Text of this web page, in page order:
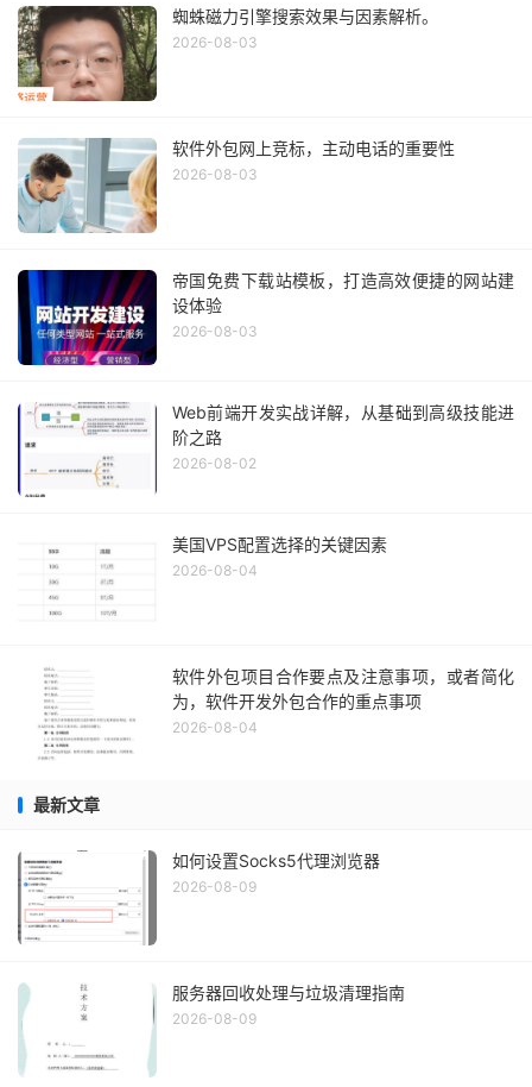
蜘蛛磁力引擎搜索效果与因素解析。
2026-08-03
软件外包网上竞标，主动电话的重要性
2026-08-03
帝国免费下载站模板，打造高效便捷的网站建
设体验
2026-08-03
Web前端开发实战详解，从基础到高级技能进
阶之路
2026-08-02
美国VPS配置选择的关键因素
2026-08-04
软件外包项目合作要点及注意事项，或者简化
为，软件开发外包合作的重点事项
2026-08-04
最新文章
如何设置Socks5代理浏览器
2026-08-09
服务器回收处理与垃圾清理指南
2026-08-09